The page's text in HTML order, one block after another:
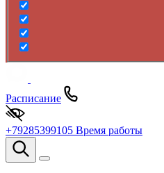
Расписание
+79285399105 Время работы